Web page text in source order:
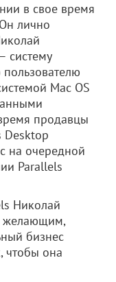
в свое время
лично
систему
Mac OS
продавцы
Desktop
на очередной
Parallels
Николай
желающим,
бизнес
чтобы она